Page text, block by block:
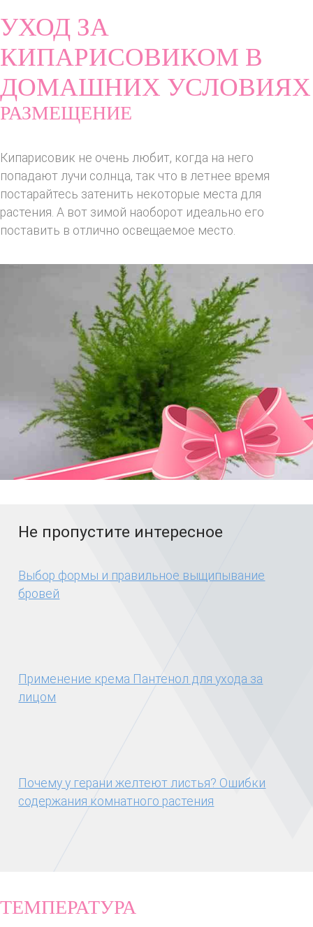
УХОД ЗА
КИПАРИСОВИКОМ В
ДОМАШНИХ УСЛОВИЯХ
РАЗМЕЩЕНИЕ
Кипарисовик не очень любит, когда на него
попадают лучи солнца, так что в летнее время
постарайтесь затенить некоторые места для
растения. А вот зимой наоборот идеально его
поставить в отлично освещаемое место.
Не пропустите интересное
Выбор формы и правильное выщипывание
бровей
Применение крема Пантенол для ухода за
лицом
Почему у герани желтеют листья? Ошибки
содержания комнатного растения
ТЕМПЕРАТУРА